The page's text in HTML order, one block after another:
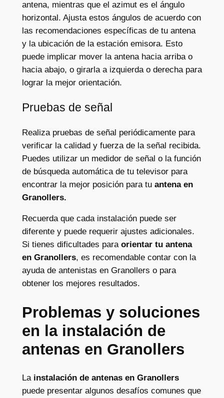
antena, mientras que el azimut es el ángulo
horizontal. Ajusta estos ángulos de acuerdo con
las recomendaciones específicas de tu antena
y la ubicación de la estación emisora. Esto
puede implicar mover la antena hacia arriba o
hacia abajo, o girarla a izquierda o derecha para
lograr la mejor orientación.
Pruebas de señal
Realiza pruebas de señal periódicamente para
verificar la calidad y fuerza de la señal recibida.
Puedes utilizar un medidor de señal o la función
de búsqueda automática de tu televisor para
encontrar la mejor posición para tu antena en
Granollers.
Recuerda que cada instalación puede ser
diferente y puede requerir ajustes adicionales.
Si tienes dificultades para orientar tu antena
en Granollers, es recomendable contar con la
ayuda de antenistas en Granollers o para
obtener los mejores resultados.
Problemas y soluciones
en la instalación de
antenas en Granollers
La instalación de antenas en Granollers
puede presentar algunos desafíos comunes que